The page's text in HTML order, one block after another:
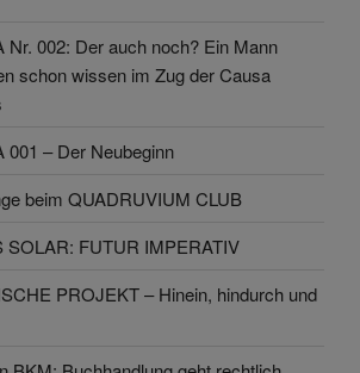
Nr. 002: Der auch noch? Ein Mann
schon wissen im Zug der Causa
001 – Der Neubeginn
beim QUADRUVIUM CLUB
FUTUR IMPERATIV
PROJEKT – Hinein, hindurch und